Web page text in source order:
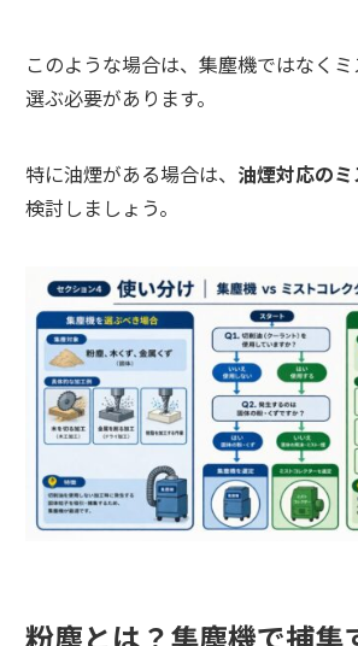
このような場合は、集塵機ではなく
選ぶ必要があります。
特に油煙がある場合は、 油煙対応の
検討しましょう。
粉塵とは？集塵機で捕集